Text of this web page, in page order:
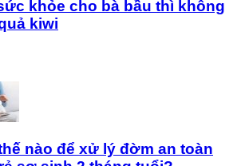
khỏe cho bà bầu thì không
kiwi
nào để xử lý đờm an toàn